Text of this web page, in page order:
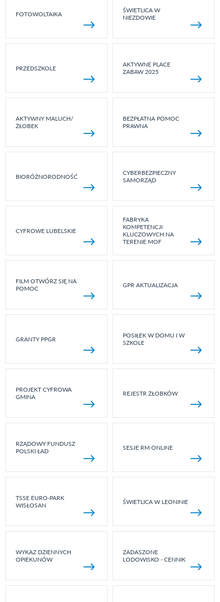
FOTOWOLTAIKA
ŚWIETLICA W
NIEZDOWIE
PRZEDSZKOLE
AKTYWNE PLACE
ZABAW 2025
AKTYWNY MALUCH/
ŻŁOBEK
BEZPŁATNA POMOC
PRAWNA
BIORÓŻNORODNOŚĆ
CYBERBEZPIECZNY
SAMORZĄD
CYFROWE LUBELSKIE
FABRYKA
KOMPETENCJI
KLUCZOWYCH NA
TERENIE MOF
FILM OTWÓRZ SIĘ NA
POMOC
GPR AKTUALIZACJA
GRANTY PPGR
POSIŁEK W DOMU I W
SZKOLE
PROJEKT CYFROWA
GMINA
REJESTR ŻŁOBKÓW
RZĄDOWY FUNDUSZ
POLSKI ŁAD
SESJE RM ONLINE
TSSE EURO-PARK
WISŁOSAN
ŚWIETLICA W LEONINIE
WYKAZ DZIENNYCH
OPIEKUNÓW
ZADASZONE
LODOWISKO - CENNIK